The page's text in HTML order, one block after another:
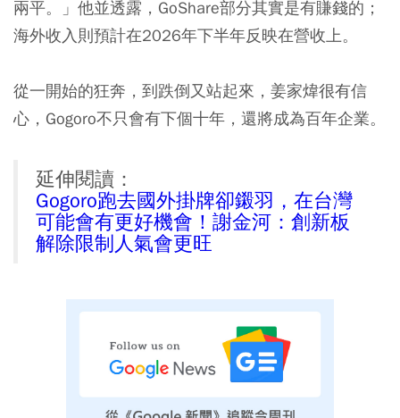
兩平。」他並透露，GoShare部分其實是有賺錢的；
海外收入則預計在2026年下半年反映在營收上。
從一開始的狂奔，到跌倒又站起來，姜家煒很有信
心，Gogoro不只會有下個十年，還將成為百年企業。
延伸閱讀：
Gogoro跑去國外掛牌卻鎩羽，在台灣
可能會有更好機會！謝金河：創新板
解除限制人氣會更旺